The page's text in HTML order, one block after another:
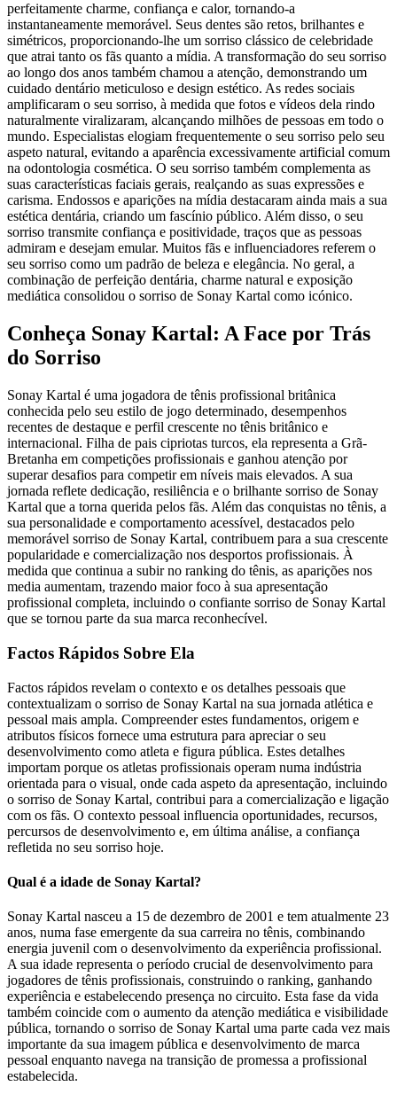
perfeitamente charme, confiança e calor, tornando-a
instantaneamente memorável. Seus dentes são retos, brilhantes e
simétricos, proporcionando-lhe um sorriso clássico de celebridade
que atrai tanto os fãs quanto a mídia. A transformação do seu sorriso
ao longo dos anos também chamou a atenção, demonstrando um
cuidado dentário meticuloso e design estético. As redes sociais
amplificaram o seu sorriso, à medida que fotos e vídeos dela rindo
naturalmente viralizaram, alcançando milhões de pessoas em todo o
mundo. Especialistas elogiam frequentemente o seu sorriso pelo seu
aspeto natural, evitando a aparência excessivamente artificial comum
na odontologia cosmética. O seu sorriso também complementa as
suas características faciais gerais, realçando as suas expressões e
carisma. Endossos e aparições na mídia destacaram ainda mais a sua
estética dentária, criando um fascínio público. Além disso, o seu
sorriso transmite confiança e positividade, traços que as pessoas
admiram e desejam emular. Muitos fãs e influenciadores referem o
seu sorriso como um padrão de beleza e elegância. No geral, a
combinação de perfeição dentária, charme natural e exposição
mediática consolidou o sorriso de Sonay Kartal como icónico.
Conheça Sonay Kartal: A Face por Trás
do Sorriso
Sonay Kartal é uma jogadora de tênis profissional britânica
conhecida pelo seu estilo de jogo determinado, desempenhos
recentes de destaque e perfil crescente no tênis britânico e
internacional. Filha de pais cipriotas turcos, ela representa a Grã-
Bretanha em competições profissionais e ganhou atenção por
superar desafios para competir em níveis mais elevados. A sua
jornada reflete dedicação, resiliência e o brilhante sorriso de Sonay
Kartal que a torna querida pelos fãs. Além das conquistas no tênis, a
sua personalidade e comportamento acessível, destacados pelo
memorável sorriso de Sonay Kartal, contribuem para a sua crescente
popularidade e comercialização nos desportos profissionais. À
medida que continua a subir no ranking do tênis, as aparições nos
media aumentam, trazendo maior foco à sua apresentação
profissional completa, incluindo o confiante sorriso de Sonay Kartal
que se tornou parte da sua marca reconhecível.
Factos Rápidos Sobre Ela
Factos rápidos revelam o contexto e os detalhes pessoais que
contextualizam o sorriso de Sonay Kartal na sua jornada atlética e
pessoal mais ampla. Compreender estes fundamentos, origem e
atributos físicos fornece uma estrutura para apreciar o seu
desenvolvimento como atleta e figura pública. Estes detalhes
importam porque os atletas profissionais operam numa indústria
orientada para o visual, onde cada aspeto da apresentação, incluindo
o sorriso de Sonay Kartal, contribui para a comercialização e ligação
com os fãs. O contexto pessoal influencia oportunidades, recursos,
percursos de desenvolvimento e, em última análise, a confiança
refletida no seu sorriso hoje.
Qual é a idade de Sonay Kartal?
Sonay Kartal nasceu a 15 de dezembro de 2001 e tem atualmente 23
anos, numa fase emergente da sua carreira no tênis, combinando
energia juvenil com o desenvolvimento da experiência profissional.
A sua idade representa o período crucial de desenvolvimento para
jogadores de tênis profissionais, construindo o ranking, ganhando
experiência e estabelecendo presença no circuito. Esta fase da vida
também coincide com o aumento da atenção mediática e visibilidade
pública, tornando o sorriso de Sonay Kartal uma parte cada vez mais
importante da sua imagem pública e desenvolvimento de marca
pessoal enquanto navega na transição de promessa a profissional
estabelecida.